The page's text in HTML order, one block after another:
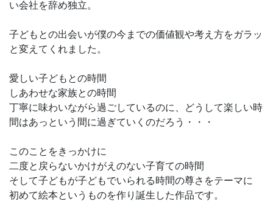
い会社を辞め独立。
子どもとの出会いが僕の今までの価値観や考え方をガラッ
と変えてくれました。
愛しい子どもとの時間
しあわせな家族との時間
丁寧に味わいながら過ごしているのに、どうして楽しい時
間はあっという間に過ぎていくのだろう・・・
このことをきっかけに
二度と戻らないかけがえのない子育ての時間
そして子どもが子どもでいられる時間の尊さをテーマに
初めて絵本というものを作り誕生した作品です。